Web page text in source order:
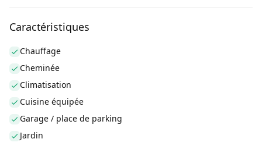
Caractéristiques
Chauffage
Cheminée
Climatisation
Cuisine équipée
Garage / place de parking
Jardin